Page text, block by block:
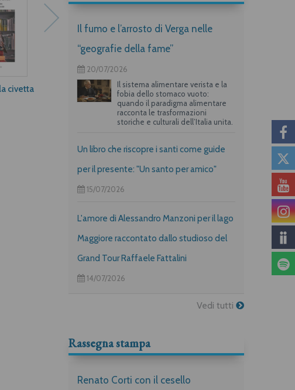
civetta 416 bis & Co. Il potere relazionato
Il fumo e l’arrosto di Verga nelle
“geografie della fame”
20/07/2026
Il sistema alimentare verista e la
fobia dello stomaco vuoto:
quando il paradigma alimentare
racconta le trasformazioni
storiche e culturali dell’Italia unita.
Un libro che riscopre i santi come guide
per il presente: "Un santo per amico"
15/07/2026
L'amore di Alessandro Manzoni per il lago
Maggiore raccontato dallo studioso del
Grand Tour Raffaele Fattalini
14/07/2026
Vedi tutti
Rassegna stampa
Renato Corti con il cesello